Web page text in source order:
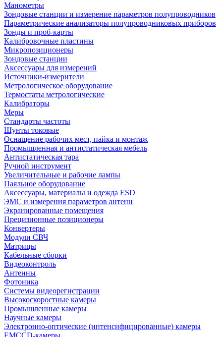
Манометры
Зондовые станции и измерение параметров полупроводников
Параметрические анализаторы полупроводниковых приборов
Зонды и проб-карты
Калибровочные пластины
Микропозиционеры
Зондовые станции
Аксессуары для измерений
Источники-измерители
Метрологическое оборудование
Термостаты метрологические
Калибраторы
Меры
Стандарты частоты
Шунты токовые
Оснащение рабочих мест, пайка и монтаж
Промышленная и антистатическая мебель
Антистатическая тара
Ручной инструмент
Увеличительные и рабочие лампы
Паяльное оборудование
Аксессуары, материалы и одежда ESD
ЭМС и измерения параметров антенн
Экранированные помещения
Прецизионные позиционеры
Конвертеры
Модули СВЧ
Матрицы
Кабельные сборки
Видеоконтроль
Антенны
Фотоника
Cистемы видеорегистрации
Высокоскоростные камеры
Промышленные камеры
Научные камеры
Электронно-оптические (интенсифицированные) камеры
EMCCD-камеры